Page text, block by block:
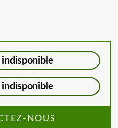
indisponible
indisponible
NOUS